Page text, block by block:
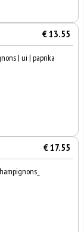
€ 13.55
| ui | paprika
€ 17.55